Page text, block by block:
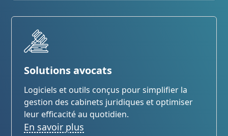
Solutions avocats
Logiciels et outils conçus pour simplifier la
gestion des cabinets juridiques et optimiser
leur efficacité au quotidien.
En savoir plus